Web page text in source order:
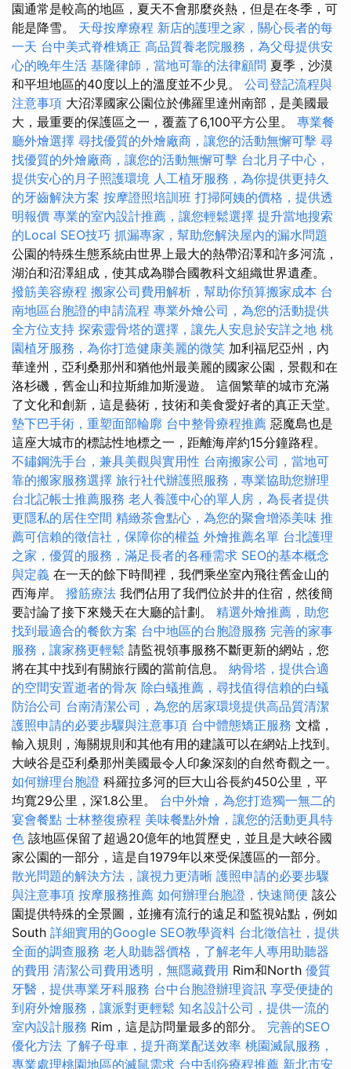
園通常是較高的地區，夏天不會那麼炎熱，但是在冬季，可
能是降雪。 天母按摩療程 新店的護理之家，關心長者的每
一天 台中美式脊椎矯正 高品質養老院服務，為父母提供安
心的晚年生活 基隆律師，當地可靠的法律顧問 夏季，沙漠
和平坦地區的40度以上的溫度並不少見。 公司登記流程與
注意事項 大沼澤國家公園位於佛羅里達州南部，是美國最
大，最重要的保護區之一，覆蓋了6,100平方公里。 專業餐
廳外燴選擇 尋找優質的外燴廠商，讓您的活動無懈可擊 尋
找優質的外燴廠商，讓您的活動無懈可擊 台北月子中心，
提供安心的月子照護環境 人工植牙服務，為你提供更持久
的牙齒解決方案 按摩證照培訓班 打掃阿姨的價格，提供透
明報價 專業的室內設計推薦，讓您輕鬆選擇 提升當地搜索
的Local SEO技巧 抓漏專家，幫助您解決屋內的漏水問題
公園的特殊生態系統由世界上最大的熱帶沼澤和許多河流，
湖泊和沼澤組成，使其成為聯合國教科文組織世界遺產。
撥筋美容療程 搬家公司費用解析，幫助你預算搬家成本 台
南地區台胞證的申請流程 專業外燴公司，為您的活動提供
全方位支持 探索靈骨塔的選擇，讓先人安息於安詳之地 桃
園植牙服務，為你打造健康美麗的微笑 加利福尼亞州，內
華達州，亞利桑那州和猶他州最美麗的國家公園，景觀和在
洛杉磯，舊金山和拉斯維加斯漫遊。 這個繁華的城市充滿
了文化和創新，這是藝術，技術和美食愛好者的真正天堂。
墊下巴手術，重塑面部輪廓 台中整骨療程推薦 惡魔島也是
這座大城市的標誌性地標之一，距離海岸約15分鐘路程。
不鏽鋼洗手台，兼具美觀與實用性 台南搬家公司，當地可
靠的搬家服務選擇 旅行社代辦護照服務，專業協助您辦理
台北記帳士推薦服務 老人養護中心的單人房，為長者提供
更隱私的居住空間 精緻茶會點心，為您的聚會增添美味 推
薦可信賴的徵信社，保障你的權益 外燴推薦名單 台北護理
之家，優質的服務，滿足長者的各種需求 SEO的基本概念
與定義 在一天的餘下時間裡，我們乘坐室內飛往舊金山的
西海岸。 撥筋療法 我們佔用了我們位於井的住宿，然後簡
要討論了接下來幾天在大廳的計劃。 精選外燴推薦，助您
找到最適合的餐飲方案 台中地區的台胞證服務 完善的家事
服務，讓家務更輕鬆 請監視領事服務不斷更新的網站，您
將在其中找到有關旅行國的當前信息。 納骨塔，提供合適
的空間安置逝者的骨灰 除白蟻推薦，尋找值得信賴的白蟻
防治公司 台南清潔公司，為您的居家環境提供高品質清潔
護照申請的必要步驟與注意事項 台中體態矯正服務 文檔，
輸入規則，海關規則和其他有用的建議可以在網站上找到。
大峽谷是亞利桑那州美國最令人印象深刻的自然奇觀之一。
如何辦理台胞證 科羅拉多河的巨大山谷長約450公里，平
均寬29公里，深1.8公里。 台中外燴，為您打造獨一無二的
宴會餐點 士林整復療程 美味餐點外燴，讓您的活動更具特
色 該地區保留了超過20億年的地質歷史，並且是大峽谷國
家公園的一部分，這是自1979年以來受保護區的一部分。
散光問題的解決方法，讓視力更清晰 護照申請的必要步驟
與注意事項 按摩服務推薦 如何辦理台胞證，快速簡便 該公
園提供特殊的全景圖，並擁有流行的遠足和監視站點，例如
South 詳細實用的Google SEO教學資料 台北徵信社，提供
全面的調查服務 老人助聽器價格，了解老年人專用助聽器
的費用 清潔公司費用透明，無隱藏費用 Rim和North 優質
牙醫，提供專業牙科服務 台中台胞證辦理資訊 享受便捷的
到府外燴服務，讓派對更輕鬆 知名設計公司，提供一流的
室內設計服務 Rim，這是訪問量最多的部分。 完善的SEO
優化方法 了解子母車，提升商業配送效率 桃園滅鼠服務，
專業處理桃園地區的滅鼠需求 台中刮痧療程推薦 新北市安